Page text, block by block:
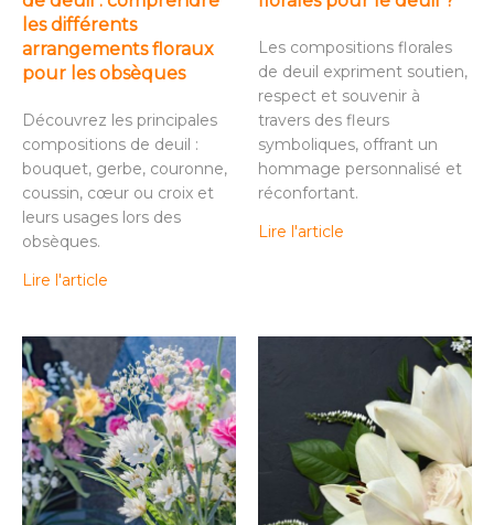
les différents
arrangements floraux
pour les obsèques
Découvrez les principales
compositions de deuil :
bouquet, gerbe, couronne,
coussin, cœur ou croix et
leurs usages lors des
obsèques.
Lire l'article
Les compositions florales
de deuil expriment soutien,
respect et souvenir à
travers des fleurs
symboliques, offrant un
hommage personnalisé et
réconfortant.
Lire l'article